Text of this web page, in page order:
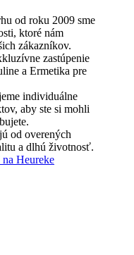
od roku 2009 sme
ktoré nám
zákazníkov.
zastúpenie
a Ermetika pre
individuálne
aby ste si mohli
od overených
a dlhú životnosť.
Heureke